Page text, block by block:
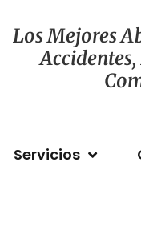
Los Mejores
Servicios